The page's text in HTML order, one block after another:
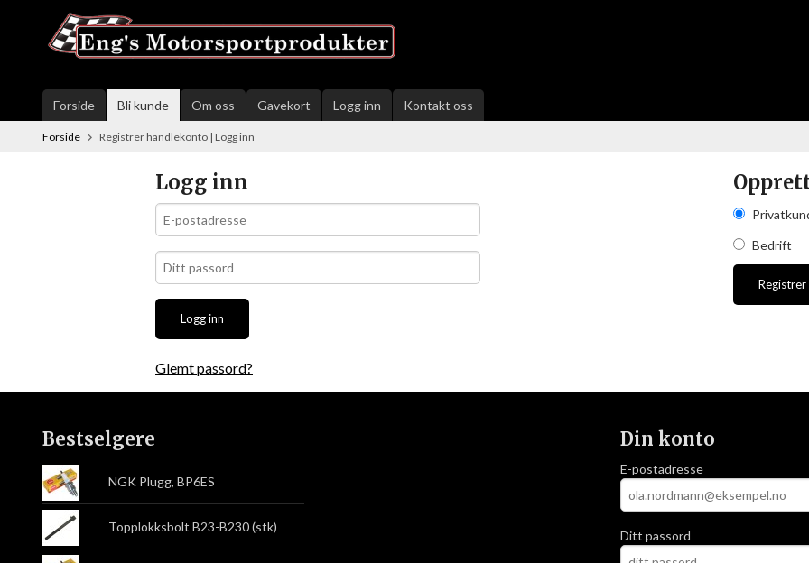
innholdet
Forside Bli kunde Om oss Gavekort Logg inn Kontakt oss
Forside Registrer handlekonto | Logg inn
Logg inn
Glemt passord?
Bedrift
Bestselgere
NGK Plugg, BP6ES
Topplokksbolt B23-B230 (stk)
Din konto
E-postadresse
Ditt passord